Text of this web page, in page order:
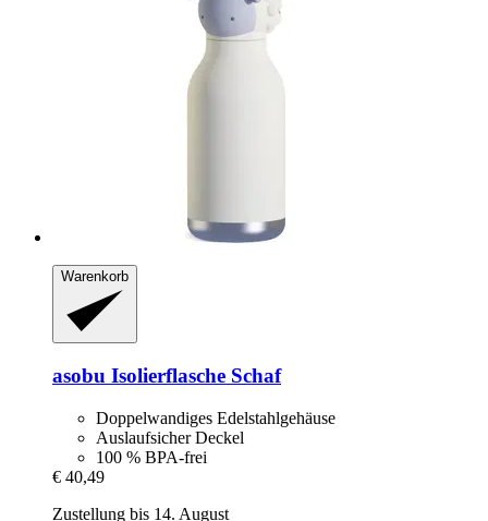
Warenkorb
asobu Isolierflasche Schaf
Doppelwandiges Edelstahlgehäuse
Auslaufsicher Deckel
100 % BPA-frei
€ 40,49
Zustellung bis 14. August